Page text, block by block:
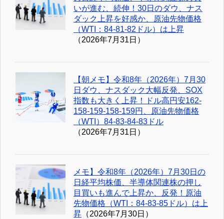
いが進む、続伸！30日のダウ、ナス
ダック上昇を好感か、原油先物価格
（WTI：84-81-82ドル）は上昇
（2026年7月31日）
【朝メモ】令和8年（2026年）7月30
日ダウ、ナスダック大幅反発、SOX
指数も大きく上昇！ドル高円安162-
158-159-158-159円、原油先物価格
（WTI）84-83-84-83ドル
（2026年7月31日）
メモ】令和8年（2026年）7月30日の
日経平均株価、半導体関連株の押し
目買いも進んで上昇か、反発！原油
先物価格（WTI：84-83-85ドル）は上
昇 （2026年7月30日）